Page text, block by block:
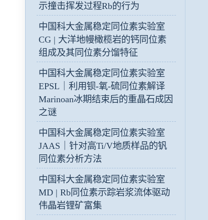
示撞击挥发过程Rb的行为
中国科大金属稳定同位素实验室
CG | 大洋地幔橄榄岩的钙同位素
组成及其同位素分馏特征
中国科大金属稳定同位素实验室
EPSL｜利用钡-氧-硫同位素解译
Marinoan冰期结束后的重晶石成因
之谜
中国科大金属稳定同位素实验室
JAAS｜针对高Ti/V地质样品的钒
同位素分析方法
中国科大金属稳定同位素实验室
MD | Rb同位素示踪岩浆流体驱动
伟晶岩锂矿富集